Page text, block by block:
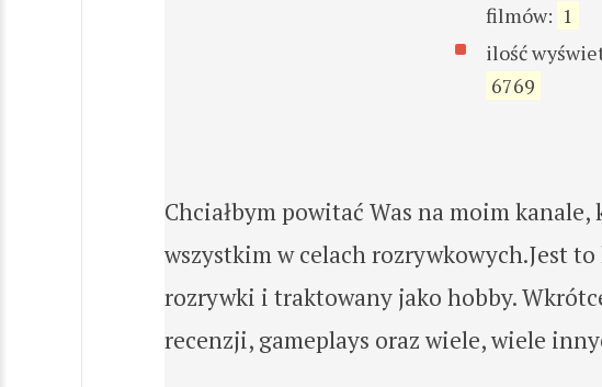
filmów: 1
ilość
6769
Chciałbym powitać Was na moim
wszystkim w celach rozrywkowych.Jest
rozrywki i traktowany jako hobby.
recenzji, gameplays oraz wiele, wiele